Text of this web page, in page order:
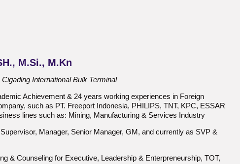
M.Si., M.Kn
International Bulk Terminal
Achievement & 24 years working experiences in Foreign
such as PT. Freeport Indonesia, PHILIPS, TNT, KPC, ESSAR
lines such as: Mining, Manufacturing & Services Industry
Manager, Senior Manager, GM, and currently as SVP &
& Counseling for Executive, Leadership & Enterpreneurship, TOT,